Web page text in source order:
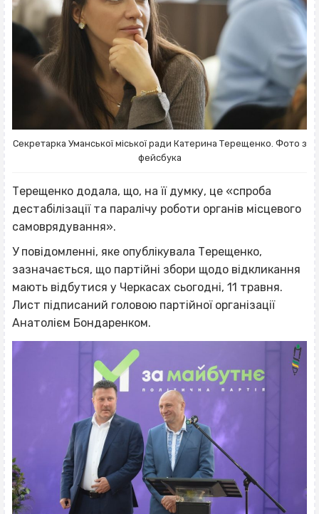
Секретарка Уманської міської ради Катерина Терещенко. Фото з
фейсбука
Терещенко додала, що, на її думку, це «спроба
дестабілізації та паралічу роботи органів місцевого
самоврядування».
У повідомленні, яке опублікувала Терещенко,
зазначається, що партійні збори щодо відкликання
мають відбутися у Черкасах сьогодні, 11 травня.
Лист підписаний головою партійної організації
Анатолієм Бондаренком.